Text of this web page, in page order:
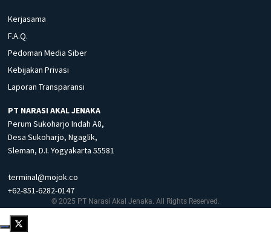
Kerjasama
F.A.Q.
Pedoman Media Siber
Kebijakan Privasi
Laporan Transparansi
PT NARASI AKAL JENAKA
Perum Sukoharjo Indah A8,
Desa Sukoharjo, Ngaglik,
Sleman, D.I. Yogyakarta 55581
terminal@mojok.co
+62-851-6282-0147
© 2025 PT Narasi Akal Jenaka. All Rights Reserved.